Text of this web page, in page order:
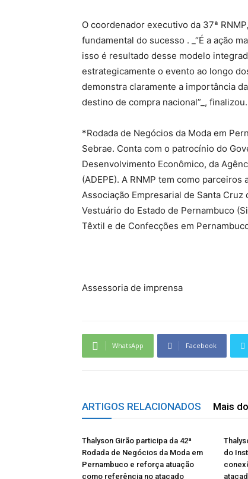
O coordenador executivo da 37ª
fundamental do sucesso . _“É a ação
isso é resultado desse modelo
estrategicamente o evento ao longo
demonstra claramente a importância
destino de compra nacional”_, finalizou.
*Rodada de Negócios da Moda em
Sebrae. Conta com o patrocínio do
Desenvolvimento Econômico, da
(ADEPE). A RNMP tem como
Associação Empresarial de Santa
Vestuário do Estado de Pernambuco
Têxtil e de Confecções em
Assessoria de imprensa
WhatsApp Facebook
ARTIGOS RELACIONADOS Mais
Thalyson Girão participa da 42ª
Rodada de Negócios da Moda em
Pernambuco e reforça atuação
como referência no atacado
do